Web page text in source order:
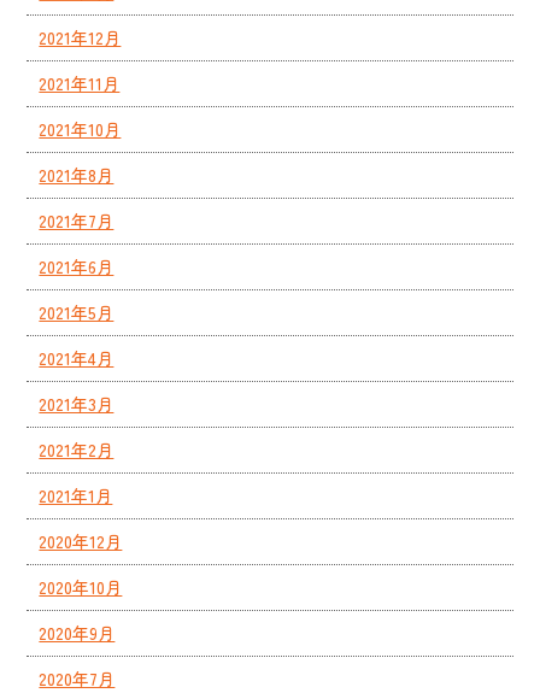
2021年12月
2021年11月
2021年10月
2021年8月
2021年7月
2021年6月
2021年5月
2021年4月
2021年3月
2021年2月
2021年1月
2020年12月
2020年10月
2020年9月
2020年7月